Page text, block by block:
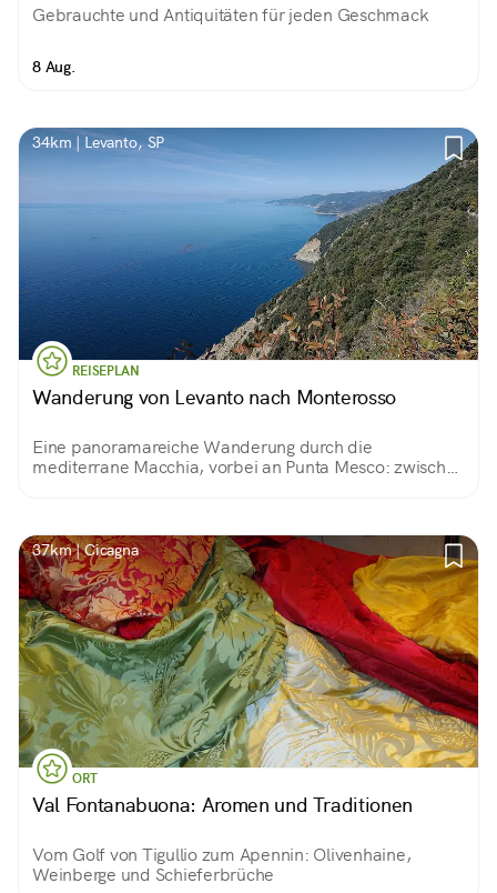
Gebrauchte und Antiquitäten für jeden Geschmack
8 Aug.
34km | Levanto, SP
REISEPLAN
Wanderung von Levanto nach Monterosso
Eine panoramareiche Wanderung durch die
mediterrane Macchia, vorbei an Punta Mesco: zwischen
37km | Cicagna
ORT
Val Fontanabuona: Aromen und Traditionen
Vom Golf von Tigullio zum Apennin: Olivenhaine,
Weinberge und Schieferbrüche